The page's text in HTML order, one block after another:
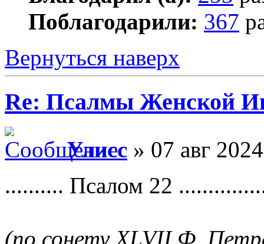
Поблагодарили: 367
Вернуться наверх
Re: Псалмы Женской
Улисс » 07 авг
.......... Псалом 22
(по сонету XLVII Ф.